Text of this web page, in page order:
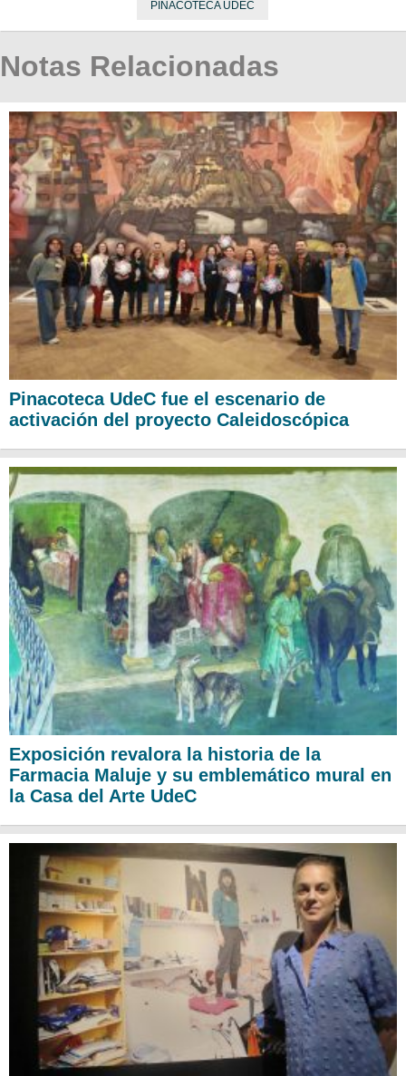
PINACOTECA UDEC
Notas Relacionadas
Pinacoteca UdeC fue el escenario de
activación del proyecto Caleidoscópica
Exposición revalora la historia de la
Farmacia Maluje y su emblemático mural en
la Casa del Arte UdeC